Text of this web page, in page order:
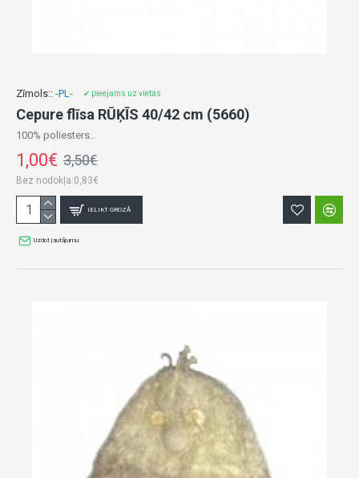
Zīmols:: -PL- ✔ pieejams uz vietas
Cepure flīsa RŪĶĪS 40/42 cm (5660)
100% poliesters..
1,00€ 3,50€
Bez nodokļa:0,83€
IELIKT GROZĀ
Uzdot jautājumu